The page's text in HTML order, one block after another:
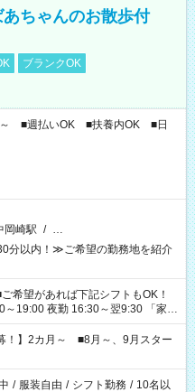
あちゃんのお散歩付
ブランクOK
～ ■週払いOK ■扶養内OK ■日
岡崎駅 / …
分以内！≫ご希望の勤務地を紹介
夜勤 16:30～翌9:30 「家族
を持って夕飯の準備がしたい」
」 など、ご希望を教えてください
間。 合計で週40時間を超える場
！】2カ月～ ■8月～、9月スター
/ 服装自由 / シフト勤務 / 10名以